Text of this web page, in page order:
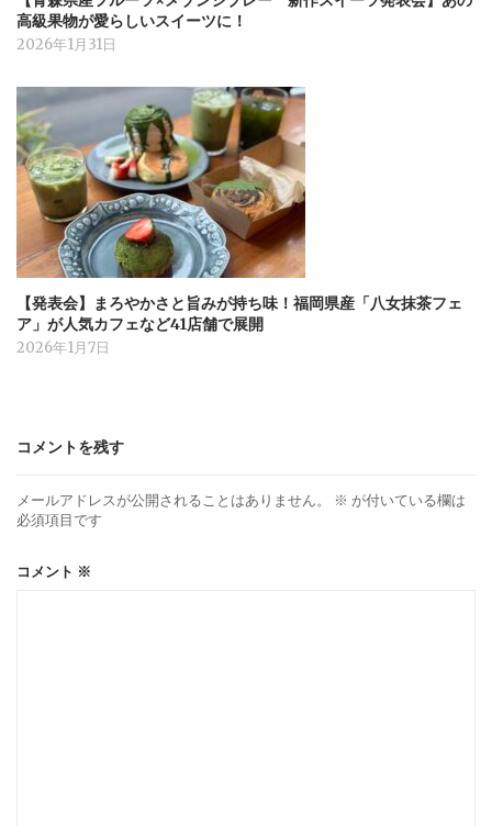
高級果物が愛らしいスイーツに！
2026年1月31日
【発表会】まろやかさと旨みが持ち味！福岡県産「八女抹茶フェ
ア」が人気カフェなど41店舗で展開
2026年1月7日
コメントを残す
メールアドレスが公開されることはありません。 ※ が付いている欄は
必須項目です
コメント ※